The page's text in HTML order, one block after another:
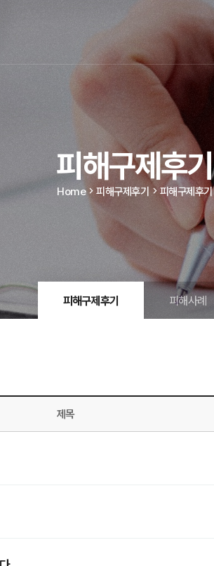
피해구제후기
Home 피해구제후기 피해구제후기
피해구제후기 피해사례
제목